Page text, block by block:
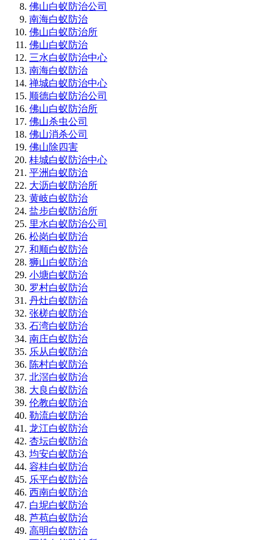
佛山白蚁防治公司
南海白蚁防治
佛山白蚁防治所
佛山白蚁防治
三水白蚁防治中心
南海白蚁防治
禅城白蚁防治中心
顺德白蚁防治公司
佛山白蚁防治所
佛山杀虫公司
佛山消杀公司
佛山除四害
桂城白蚁防治中心
平洲白蚁防治
大沥白蚁防治所
黄岐白蚁防治
盐步白蚁防治所
里水白蚁防治公司
松岗白蚁防治
和顺白蚁防治
狮山白蚁防治
小塘白蚁防治
罗村白蚁防治
丹灶白蚁防治
张槎白蚁防治
石湾白蚁防治
南庄白蚁防治
乐从白蚁防治
陈村白蚁防治
北滘白蚁防治
大良白蚁防治
伦教白蚁防治
勒流白蚁防治
龙江白蚁防治
杏坛白蚁防治
均安白蚁防治
容桂白蚁防治
乐平白蚁防治
西南白蚁防治
白坭白蚁防治
芦苞白蚁防治
高明白蚁防治